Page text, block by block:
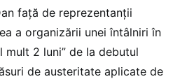
față de reprezentanții
a organizării unei întâlniri în
mult 2 luni” de la debutul
de austeritate aplicate de